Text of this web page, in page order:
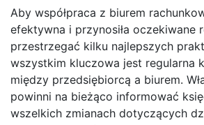
Aby współpraca z biurem
efektywna i przynosiła oczekiwane
przestrzegać kilku najlepszych
wszystkim kluczowa jest regularna
między przedsiębiorcą a biurem.
powinni na bieżąco informować
wszelkich zmianach dotyczących